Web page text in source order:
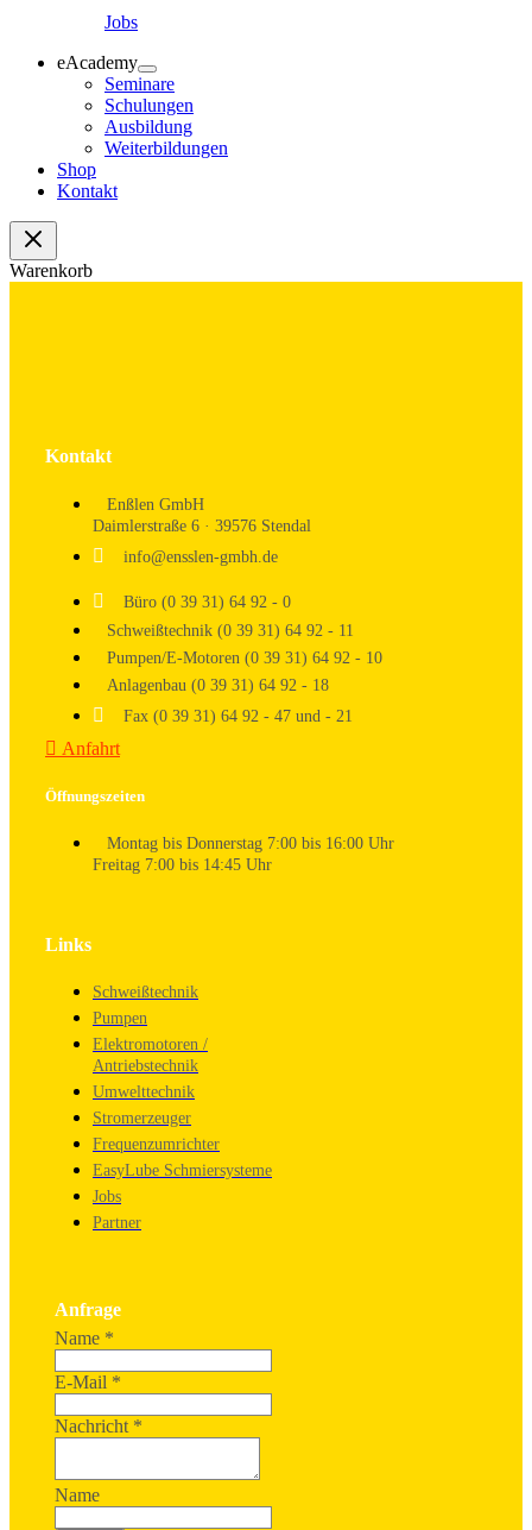
Jobs
eAcademy
Seminare
Schulungen
Ausbildung
Weiterbildungen
Shop
Kontakt
Warenkorb
Kontakt
Enßlen GmbH
Daimlerstraße 6 · 39576 Stendal
info@ensslen-gmbh.de
Büro (0 39 31) 64 92 - 0
Schweißtechnik (0 39 31) 64 92 - 11
Pumpen/E-Motoren (0 39 31) 64 92 - 10
Anlagenbau (0 39 31) 64 92 - 18
Fax (0 39 31) 64 92 - 47 und - 21
Anfahrt
Öffnungszeiten
Montag bis Donnerstag 7:00 bis 16:00 Uhr
Freitag 7:00 bis 14:45 Uhr
Links
Schweißtechnik
Pumpen
Elektromotoren /
Antriebstechnik
Umwelttechnik
Stromerzeuger
Frequenzumrichter
EasyLube Schmiersysteme
Jobs
Partner
Anfrage
Name *
E-Mail *
Nachricht *
Name